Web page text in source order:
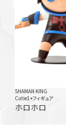
SHAMAN KING
Cutie1+フィギュア
ホロホロ